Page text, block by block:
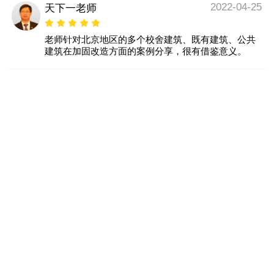
天下一老师 2022-04-25
老师针对北京地区的多个校舍建筑、既有建筑、公共
建筑在加固改造方面的案例分享，很有借鉴意义。